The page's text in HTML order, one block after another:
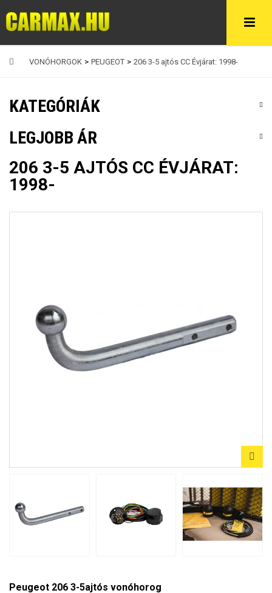
VONÓHORGOK > PEUGEOT > 206 3-5 ajtós CC Évjárat: 1998-
KATEGÓRIÁK
LEGJOBB ÁR
206 3-5 AJTÓS CC ÉVJÁRAT:
1998-
Peugeot 206 3-5ajtós vonóhorog